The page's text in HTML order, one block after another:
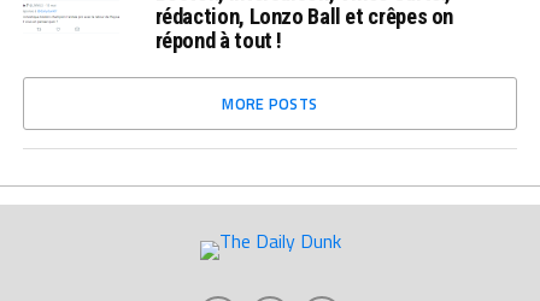
rédaction, Lonzo Ball et crêpes on
répond à tout !
MORE POSTS